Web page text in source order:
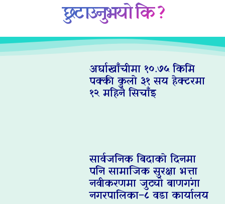
छुटाउनुभयो कि ?
अर्घाखाँचीमा १०.७५ किमि
पक्की कुलो ३१ सय हेक्टरमा
१२ महिनै सिचाँइ
सार्वजनिक बिदाको दिनमा
पनि सामाजिक सुरक्षा भत्ता
नवीकरणमा जुट्यो बाणगंगा
नगरपालिका–८ वडा कार्यालय